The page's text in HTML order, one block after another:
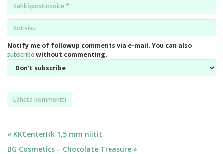
Notify me of followup comments via e-mail. You can also
subscribewithout commenting.
Artikkelien
« KKCenterHk 1,5 mm niitit
BG Cosmetics – Chocolate Treasure »